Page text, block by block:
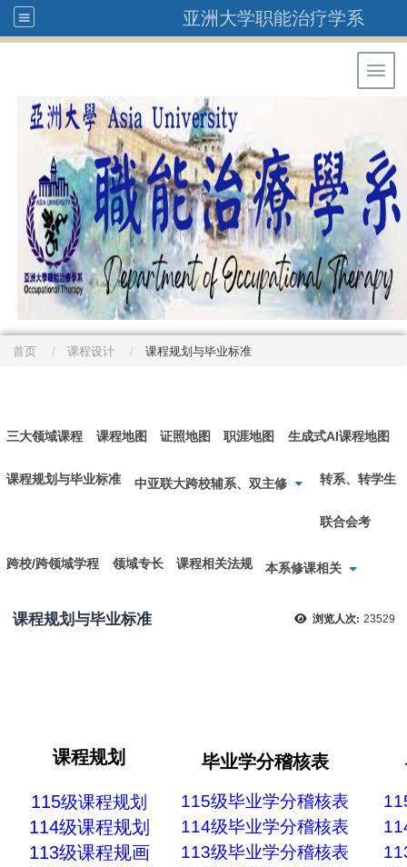
亚洲大学职能治疗学系
首页 课程设计 课程规划与毕业标准
三大领域课程 课程地图 证照地图 职涯地图 生成式AI课程地图
课程规划与毕业标准 中亚联大跨校辅系、双主修 转系、转学生
联合会考
跨校/跨领域学程 领域专长 课程相关法规 本系修课相关
浏览人次: 23529
课程规划与毕业标准
课程规划 毕业学分稽核表
115级课程规划 115级毕业学分稽核表
114级课程规划 114级毕业学分稽核表
113级课程规画 113级毕业学分稽核表